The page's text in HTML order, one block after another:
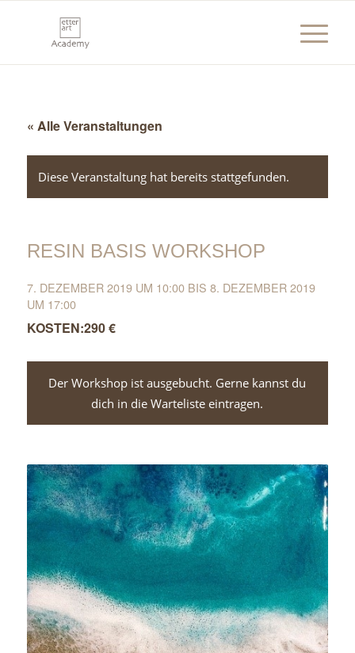
« Alle Veranstaltungen
Diese Veranstaltung hat bereits stattgefunden.
RESIN BASIS WORKSHOP
7. DEZEMBER 2019 UM 10:00BIS 8. DEZEMBER 2019
UM 17:00
290 €
Der Workshop ist ausgebucht. Gerne kannst du
dich in die Warteliste eintragen.